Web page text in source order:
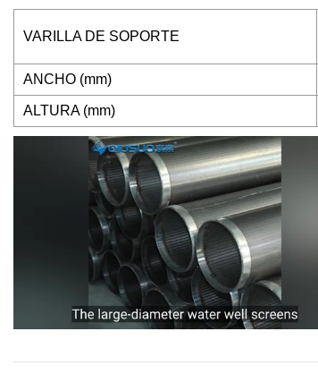
VARILLA DE SOPORTE
ANCHO (mm)
ALTURA (mm)